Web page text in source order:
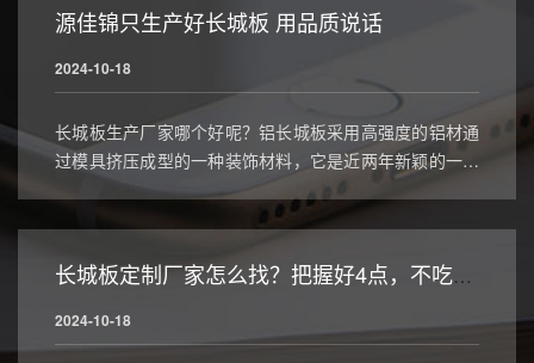
源佳锦只生产好长城板 用品质说话
2024-10-18
长城板生产厂家哪个好呢？铝长城板采用高强度的铝材通
过模具挤压成型的一种装饰材料，它是近两年新颖的一种
装饰型材材料备受广大设计师追捧，市面上涌现了好多厂
家，那么铝型材长城板生产厂家哪个好？
长城板定制厂家怎么找？把握好4点，不吃亏！
2024-10-18